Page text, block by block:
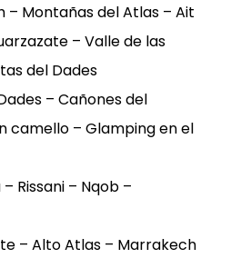
– Montañas del Atlas – Ait
– Valle de las
del Dades
– Cañones del
camello – Glamping en el
Rissani – Nqob –
– Alto Atlas – Marrakech